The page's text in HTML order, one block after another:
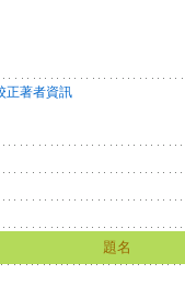
正著者資訊
題名